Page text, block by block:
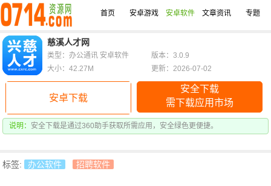
首页 安卓游戏 安卓软件 文章资讯 专题
慈溪人才网
安卓下载
安全下载
需下载应用市场
说明： 安全下载是通过360助手获取所需应用，安全绿色更便捷。
类型：办公通讯 安卓软件
版本：3.0.9
大小：42.27M
更新：2026-07-02
标签: 办公软件 招聘软件